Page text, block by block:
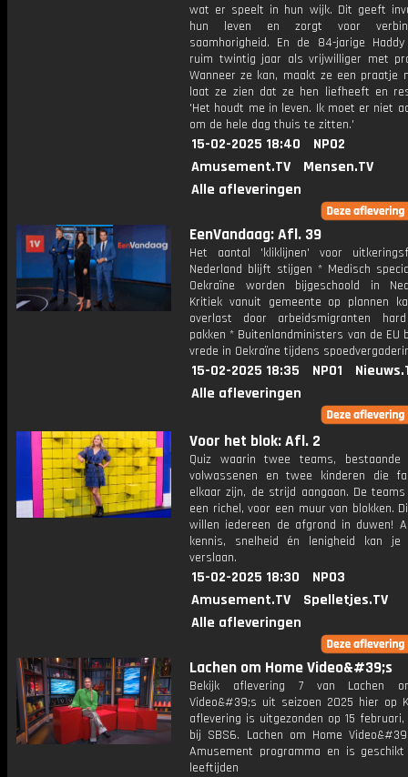
wat er speelt in hun wijk. Dit geeft
hun leven en zorgt voor
saamhorigheid. En de 84-jarige
ruim twintig jaar als vrijwilliger met
Wanneer ze kan, maakt ze een praatje
laat ze zien dat ze hen liefheeft en
'Het houdt me in leven. Ik moet er niet
om de hele dag thuis te zitten.'
15-02-2025 18:40
NPO2
Amusement.TV
Mensen.TV
Alle afleveringen
EenVandaag: Afl. 39
Het aantal 'kliklijnen' voor
Nederland blijft stijgen * Medisch
Oekraïne worden bijgeschoold in
Kritiek vanuit gemeente op plannen
overlast door arbeidsmigranten
pakken * Buitenlandministers van de EU
vrede in Oekraïne tijdens
15-02-2025 18:35 NPO1
Alle afleveringen
Voor het blok: Afl. 2
Quiz waarin twee teams,
volwassenen en twee kinderen die
elkaar zijn, de strijd aangaan. De
een richel, voor een muur van blokken.
willen iedereen de afgrond in duwen!
kennis, snelheid én lenigheid kan
verslaan.
15-02-2025 18:30
NPO3
Amusement.TV
Spelletjes.TV
Alle afleveringen
Lachen om Home Video&#39;s
Bekijk aflevering 7 van Lachen
Video&#39;s uit seizoen 2025 hier op
aflevering is uitgezonden op 15 februari,
bij SBS6. Lachen om Home
Amusement programma en is
leeftijden